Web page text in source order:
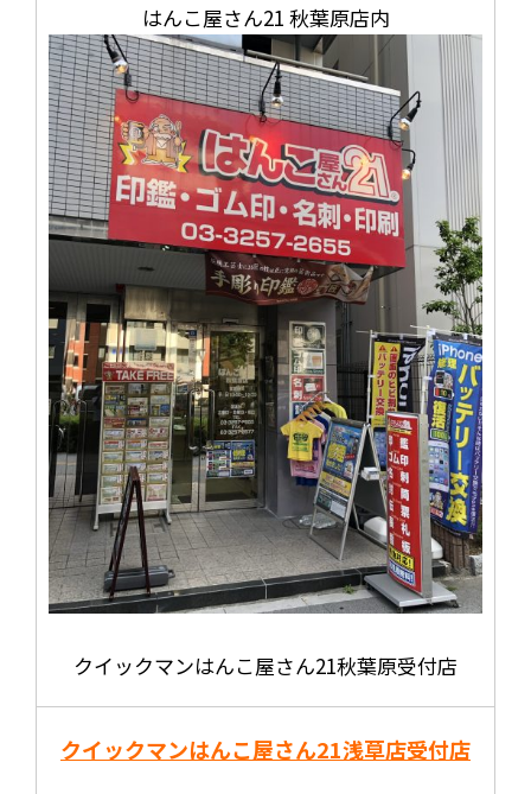
はんこ屋さん21 秋葉原店内
クイックマンはんこ屋さん21秋葉原受付店
クイックマンはんこ屋さん21浅草店受付店